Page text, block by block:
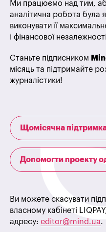
Ми працюємо над тим,
аналітична робота була
виконувати її
і фінансової
Станьте підписником
місяць та підтримайте
журналістики!
Щомісячна
Допомогти проекту
Ви можете скасувати
власному кабінеті
адресу: editor@mind.ua.